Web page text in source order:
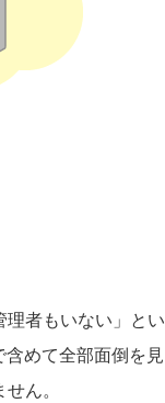
者もいない」とい
めて全部面倒を見
ん。